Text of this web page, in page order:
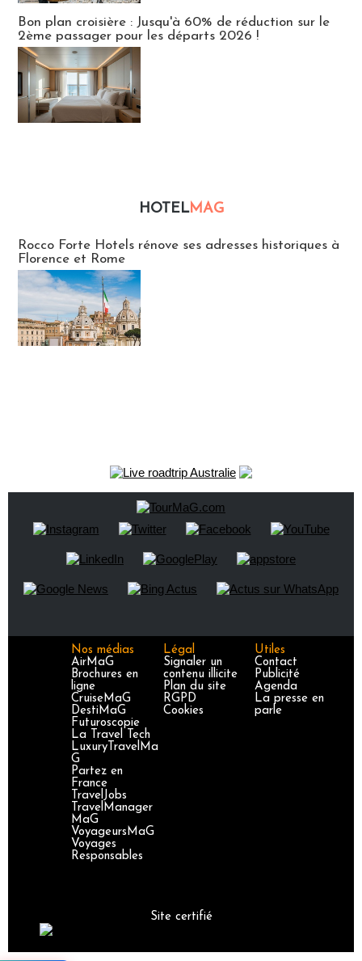
Bon plan croisière : Jusqu'à 60% de réduction sur le
2ème passager pour les départs 2026 !
HOTELMAG
Rocco Forte Hotels rénove ses adresses historiques à
Florence et Rome
Nos médias
AirMaG
Brochures en
ligne
CruiseMaG
DestiMaG
Futuroscopie
La Travel Tech
LuxuryTravelMa
G
Partez en
France
TravelJobs
TravelManager
MaG
VoyageursMaG
Voyages
Responsables
Légal
Signaler un
contenu illicite
Plan du site
RGPD
Cookies
Utiles
Contact
Publicité
Agenda
La presse en
parle
Site certifié